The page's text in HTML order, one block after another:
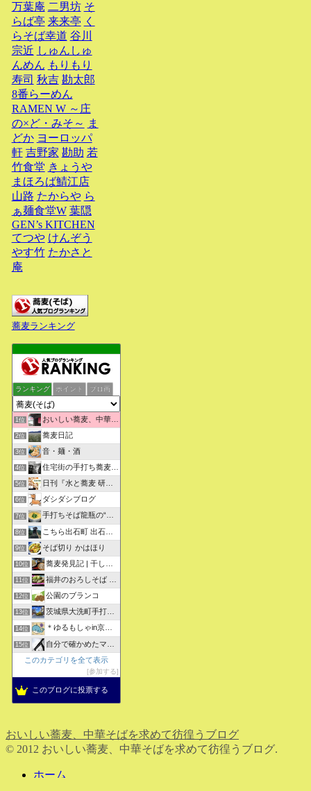
万葉庵 二男坊 そ
らば亭 来来亭 く
らそば幸道 谷川
宗近 しゅんしゅ
んめん もりもり
寿司 秋吉 勘太郎
8番らーめん
RAMEN W ～庄
の×ど・みそ～ ま
どか ヨーロッパ
軒 吉野家 勘助 若
竹食堂 きょうや
まほろば鯖江店
山路 たからや ら
ぁ麺食堂W 葉隠
GEN’s KITCHEN
てつや けんぞう
やす竹 たかさと
庵
蕎麦ランキング
ランキング ポイント ブロ画
1位 おいしい蕎麦、中華そばを求めて彷徨うブログ
2位 蕎麦日記
3位 音・麺・酒
4位 住宅街の手打ち蕎麦屋三代目ブログ
5位 日刊『水と蕎麦 研究図鑑』
6位 ダシダシブログ
7位 手打ちそば龍瓶の“いつも心に太陽を”
8位 こちら出石町 出石そばの「田中屋食品製造部」
9位 そば切り かはほり
10位 蕎麦発見記 | 干しそばをメインにしたそばブログ
11位 福井のおろしそば 無責任１００選
12位 公園のブランコ
13位 茨城県大洗町手打ちそば常陸屋のブログ
14位 ＊ゆるもしゃin京都＊
15位
自分で確かめたマジな近現代史・グルメな蕎麦・キレイなお花さん
このカテゴリを全て表示
参加する
このブログに投票する
おいしい蕎麦、中華そばを求めて彷徨うブログ
© 2012 おいしい蕎麦、中華そばを求めて彷徨うブログ.
ホーム